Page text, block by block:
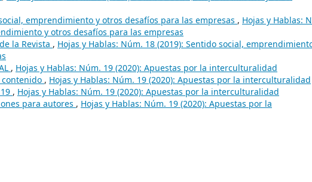
emprendimiento y otros desafíos para las empresas , Hojas y Hablas:
y otros desafíos para las empresas
la Revista , Hojas y Hablas: Núm. 18 (2019): Sentido social,
, Hojas y Hablas: Núm. 19 (2020): Apuestas por la interculturalidad
contenido , Hojas y Hablas: Núm. 19 (2020): Apuestas por la interculturalidad
, Hojas y Hablas: Núm. 19 (2020): Apuestas por la interculturalidad
para autores , Hojas y Hablas: Núm. 19 (2020): Apuestas por la